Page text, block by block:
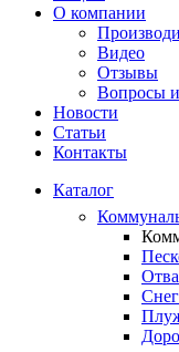
О компании
Видео
Отзывы
Вопросы
Новости
Статьи
Контакты
Каталог